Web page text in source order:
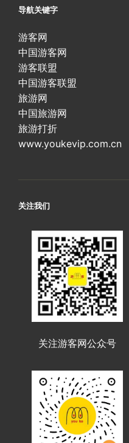
导航关键字
游客网
中国游客网
游客联盟
中国游客联盟
旅游网
中国旅游网
旅游打折
www.youkevip.com.cn
关注我们
关注游客网公众号